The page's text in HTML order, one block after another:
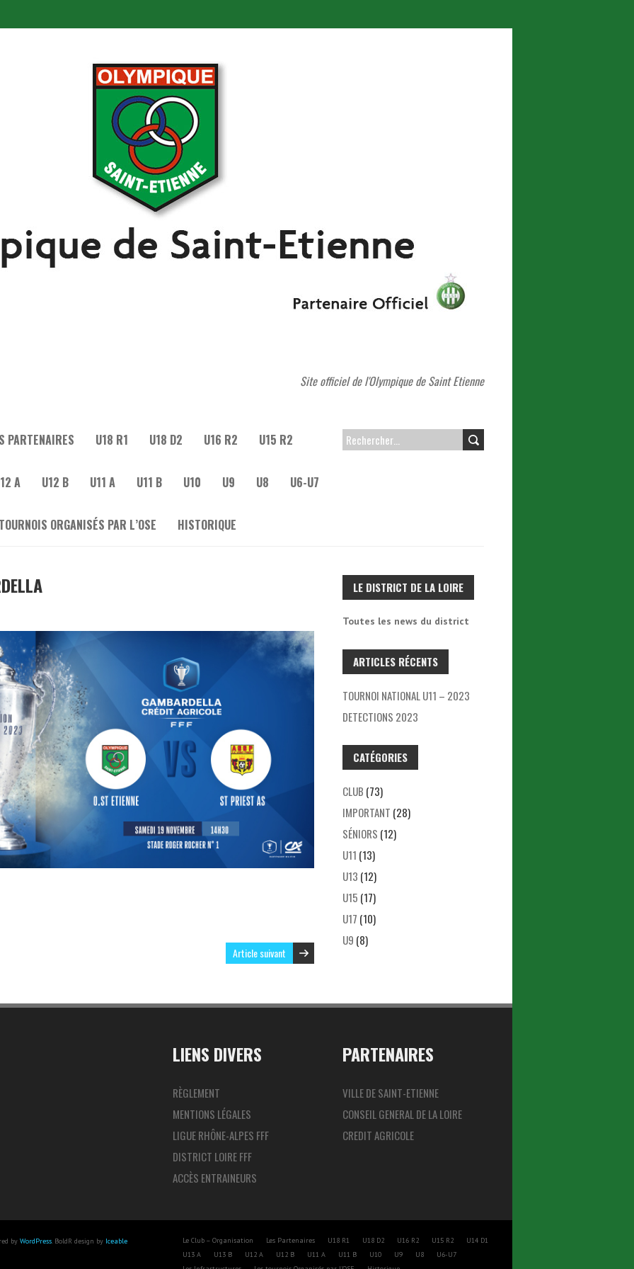
Site officiel de l'Olympique de Saint Etienne
PARTENAIRES U18 R1 U18 D2 U16 R2 U15 R2
A U12 B U11 A U11 B U10 U9 U8 U6-U7
ORGANISÉS PAR L’OSE HISTORIQUE
RECHERCHER :
Article suivant
LE DISTRICT DE LA LOIRE
Toutes les news du district
ARTICLES RÉCENTS
TOURNOI NATIONAL U11 – 2023
DETECTIONS 2023
CATÉGORIES
CLUB (73)
IMPORTANT (28)
SÉNIORS (12)
U11 (13)
U13 (12)
U15 (17)
U17 (10)
U9 (8)
LIENS DIVERS
RÈGLEMENT
MENTIONS LÉGALES
LIGUE RHÔNE-ALPES FFF
DISTRICT LOIRE FFF
ACCÈS ENTRAINEURS
PARTENAIRES
VILLE DE SAINT-ETIENNE
CONSEIL GENERAL DE LA LOIRE
CREDIT AGRICOLE
by WordPress. BoldR design by Iceable
Le Club – Organisation Les Partenaires U18 R1 U18 D2 U16 R2 U15 R2
U14 D1
U13 A
U13 B U12 A U12 B U11 A U11 B U10 U9 U8
U6-U7